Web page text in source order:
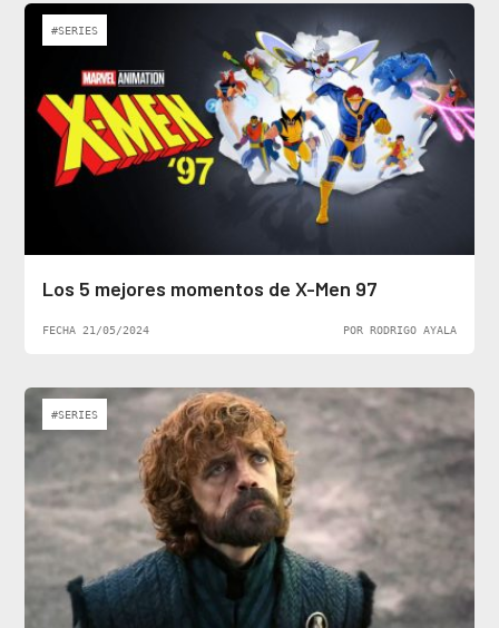
#SERIES
Los 5 mejores momentos de X-Men 97
FECHA 21/05/2024 POR RODRIGO AYALA
#SERIES